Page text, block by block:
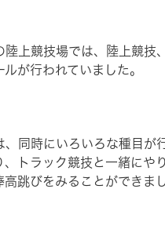
陸上競技場では、陸上競技、
ルが行われていました。
、同時にいろいろな種目が
、トラック競技と一緒にやり
高跳びをみることができま